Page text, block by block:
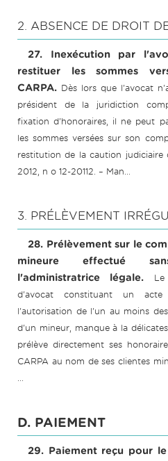
2. ABSENCE DE DROIT
27. Inexécution par
restituer les sommes
CARPA. Dès lors que l'avocat
président de la juridiction
fixation d'honoraires, il ne peut
les sommes versées sur son
restitution de la caution judiciaire
2012, n o 12-20112. – Man...
3. PRÉLÈVEMENT
28. Prélèvement sur le
mineure effectué
l'administratrice légale.
d'avocat constituant un acte
l'autorisation de l'un au moins
d'un mineur, manque à la
prélève directement ses
CARPA au nom de ses clientes
...
D. PAIEMENT
29. Paiement reçu pour